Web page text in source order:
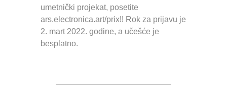
umetnički projekat, posetite
ars.electronica.art/prix!! Rok za prijavu je
2. mart 2022. godine, a učešće je
besplatno.